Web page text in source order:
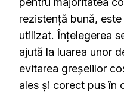
rezistență bună,
utilizat. Înțelegerea
ajută la luarea unor
evitarea greșelilor
ales și corect pus în